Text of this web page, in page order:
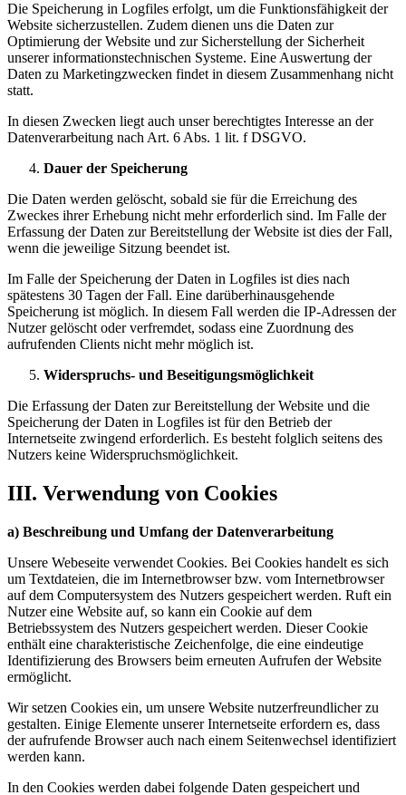
Die Speicherung in Logfiles erfolgt, um die Funktionsfähigkeit der
Website sicherzustellen. Zudem dienen uns die Daten zur
Optimierung der Website und zur Sicherstellung der Sicherheit
unserer informationstechnischen Systeme. Eine Auswertung der
Daten zu Marketingzwecken findet in diesem Zusammenhang nicht
statt.
In diesen Zwecken liegt auch unser berechtigtes Interesse an der
Datenverarbeitung nach Art. 6 Abs. 1 lit. f DSGVO.
Dauer der Speicherung
Die Daten werden gelöscht, sobald sie für die Erreichung des
Zweckes ihrer Erhebung nicht mehr erforderlich sind. Im Falle der
Erfassung der Daten zur Bereitstellung der Website ist dies der Fall,
wenn die jeweilige Sitzung beendet ist.
Im Falle der Speicherung der Daten in Logfiles ist dies nach
spätestens 30 Tagen der Fall. Eine darüberhinausgehende
Speicherung ist möglich. In diesem Fall werden die IP-Adressen der
Nutzer gelöscht oder verfremdet, sodass eine Zuordnung des
aufrufenden Clients nicht mehr möglich ist.
Widerspruchs- und Beseitigungsmöglichkeit
Die Erfassung der Daten zur Bereitstellung der Website und die
Speicherung der Daten in Logfiles ist für den Betrieb der
Internetseite zwingend erforderlich. Es besteht folglich seitens des
Nutzers keine Widerspruchsmöglichkeit.
III. Verwendung von Cookies
a) Beschreibung und Umfang der Datenverarbeitung
Unsere Webeseite verwendet Cookies. Bei Cookies handelt es sich
um Textdateien, die im Internetbrowser bzw. vom Internetbrowser
auf dem Computersystem des Nutzers gespeichert werden. Ruft ein
Nutzer eine Website auf, so kann ein Cookie auf dem
Betriebssystem des Nutzers gespeichert werden. Dieser Cookie
enthält eine charakteristische Zeichenfolge, die eine eindeutige
Identifizierung des Browsers beim erneuten Aufrufen der Website
ermöglicht.
Wir setzen Cookies ein, um unsere Website nutzerfreundlicher zu
gestalten. Einige Elemente unserer Internetseite erfordern es, dass
der aufrufende Browser auch nach einem Seitenwechsel identifiziert
werden kann.
In den Cookies werden dabei folgende Daten gespeichert und